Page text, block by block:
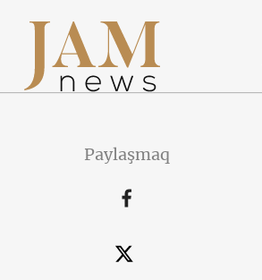
Paylaşmaq